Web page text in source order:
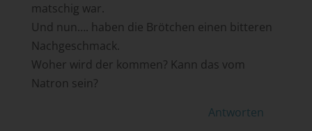
matschig war.
Und nun…. haben die Brötchen einen bitteren
Nachgeschmack.
Woher wird der kommen? Kann das vom
Natron sein?
Antworten